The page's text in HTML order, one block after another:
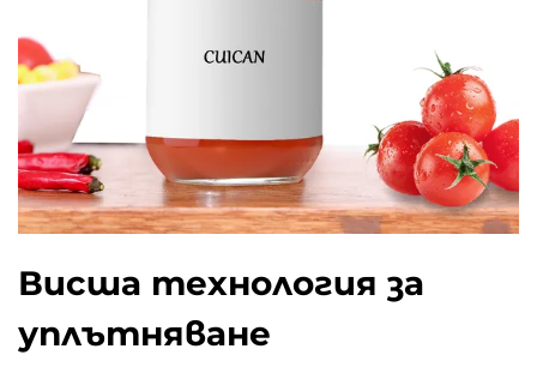
Висша технология за
уплътняване